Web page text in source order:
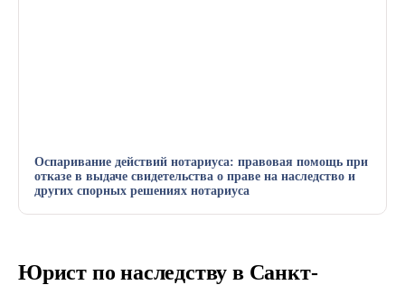
Оспаривание действий нотариуса: правовая помощь при
отказе в выдаче свидетельства о праве на наследство и
других спорных решениях нотариуса
Юрист по наследству в Санкт-